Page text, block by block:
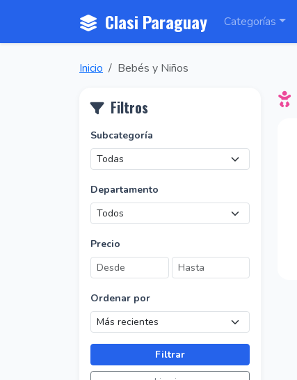
Clasi Paraguay Categorías
Inicio Bebés y Niños
Filtros
Subcategoría
Departamento
Precio
Ordenar por
Filtrar